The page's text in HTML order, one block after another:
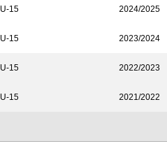
15 2024/2025
15 2023/2024
15 2022/2023
15 2021/2022